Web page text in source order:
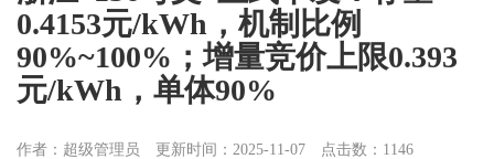
0.4153元/kWh，机制比例
90%~100%；增量竞价上限0.393
元/kWh，单体90%
作者：超级管理员 更新时间：2025-11-07 点击数：1146